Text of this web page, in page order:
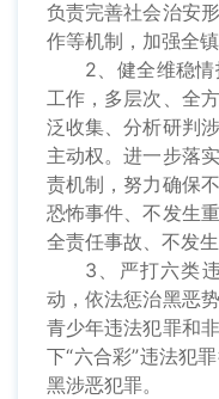
负责完善社会治安
作等机制，加强全
2、健全维稳
工作，多层次、全
泛收集、分析研判
主动权。进一步落
责机制，努力确保
恐怖事件、不发生
全责任事故、不发
3、严打六类
动，依法惩治黑恶
青少年违法犯罪和
下“六合彩”违法犯
黑涉恶犯罪。